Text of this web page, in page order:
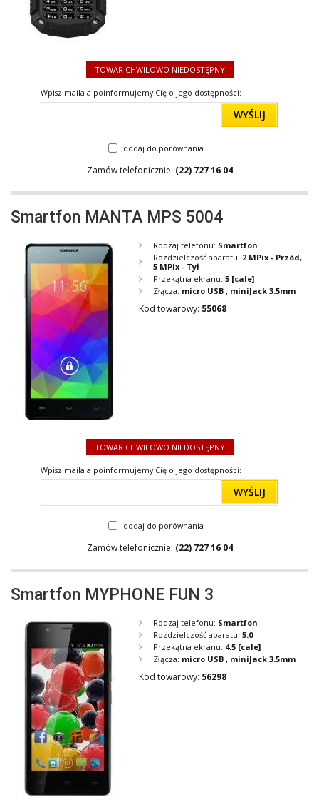
TOWAR CHWILOWO NIEDOSTĘPNY
Wpisz maila a poinformujemy Cię o jego dostępności:
WYŚLIJ
dodaj do porównania
Zamów telefonicznie: (22) 727 16 04
Smartfon MANTA MPS 5004
Rodzaj telefonu: Smartfon
Rozdzielczość aparatu: 2 MPix - Przód,
5 MPix - Tył
Przekątna ekranu: 5 [cale]
Złącza: micro USB , miniJack 3.5mm
Kod towarowy: 55068
TOWAR CHWILOWO NIEDOSTĘPNY
Wpisz maila a poinformujemy Cię o jego dostępności:
WYŚLIJ
dodaj do porównania
Zamów telefonicznie: (22) 727 16 04
Smartfon MYPHONE FUN 3
Rodzaj telefonu: Smartfon
Rozdzielczość aparatu: 5.0
Przekątna ekranu: 4.5 [cale]
Złącza: micro USB , miniJack 3.5mm
Kod towarowy: 56298